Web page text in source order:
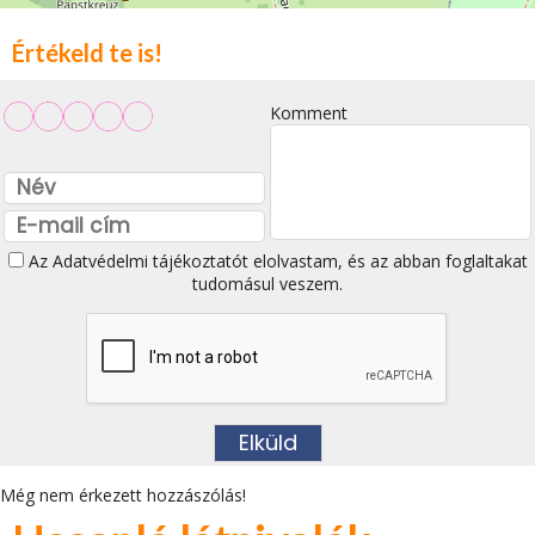
Értékeld te is!
Komment
Az Adatvédelmi tájékoztatótelolvastam, és az abban foglaltakat
tudomásul veszem.
Még nem érkezett hozzászólás!